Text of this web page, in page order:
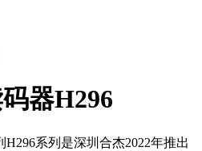
器H296
系列是深圳合杰2022年推出